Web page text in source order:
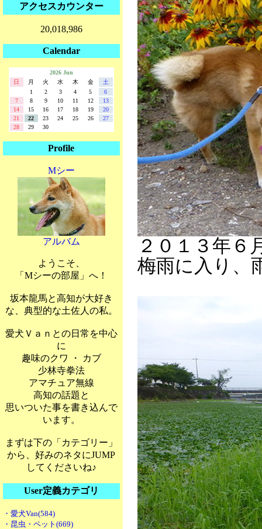
アクセスカウンター
20,018,986
Calendar
2026 Jun
日
月 火 水 木 金
土
1
2 3 4 5
6
7
8 9 10 11 12
13
14
15 16 17 18 19
20
21
22 23 24 25 26
27
28
29 30
Profile
Mシー
アルバム
ようこそ、
「Mシーの部屋」へ！
坂本龍馬と高知が大好き
な、典型的な土佐人の私。
愛犬Ｖａｎとの日常を中心
に
趣味のクワ ・ カブ
少林寺拳法
アマチュア無線
高知の話題と
思いついた事を書き込んで
います。
まずは下の「カテゴリー」
から、好みのネタにJUMP
してくださいね♪
User定義カテゴリ
・愛犬Van(584)
・昆虫・ペット(669)
２０１３年６
梅雨に入り、